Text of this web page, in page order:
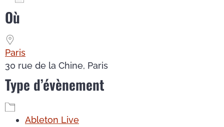
Où
Paris
30 rue de la Chine, Paris
Type d’évènement
Ableton Live